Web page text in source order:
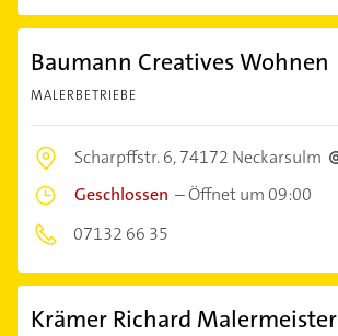
Baumann Creatives Wohnen
MALERBETRIEBE
Scharpffstr. 6,74172 Neckarsulm
Geschlossen –Öffnet um 09:00
07132 66 35
Krämer Richard Malermeister